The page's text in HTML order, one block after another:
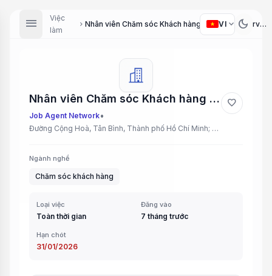
menu
Việc
làm
chevron_right Nhân viên Chăm sóc Khách hàng (Customer Service Staff)
VI expand_more dark_mode
Nhân viên Chăm sóc Khách hàng (Customer Service Staff)
Job Agent Network•
Đường Cộng Hoà, Tân Bình, Thành phố Hồ Chí Minh; Khu vực City Land, Gò Vấp, Thành phố Hồ Chí Minh; Đường D5, Bình Thạnh, Thành phố Hồ Chí Minh
favorite
Ngành nghề
Chăm sóc khách hàng
Loại việc
Toàn thời gian
Đăng vào
7 tháng trước
Hạn chót
31/01/2026